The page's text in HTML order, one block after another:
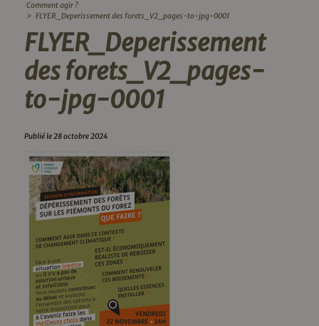
Comment agir ?
> FLYER_Deperissement des forets_V2_pages-to-jpg-0001
FLYER_Deperissement
des forets_V2_pages-
to-jpg-0001
Publié le 28 octobre 2024